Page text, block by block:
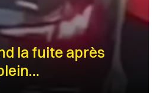
la fuite après